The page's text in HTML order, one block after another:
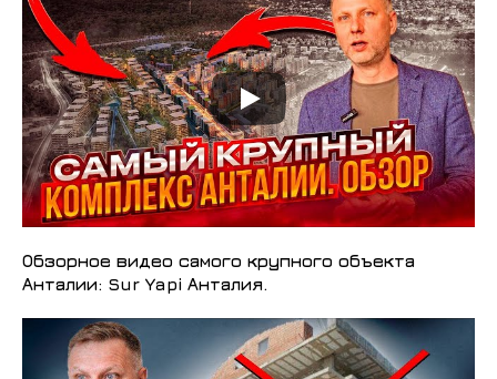
Обзорное видео самого крупного объекта
Анталии: Sur Yapi Анталия.